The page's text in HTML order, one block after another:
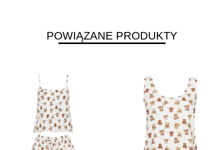
POWIĄZANE PRODUKTY